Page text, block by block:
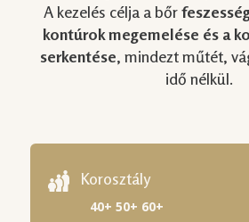
A kezelés célja a bőr
kontúrok megemelése és a
serkentése, mindezt műtét,
idő nélkül.
Korosztály
40+ 50+ 60+